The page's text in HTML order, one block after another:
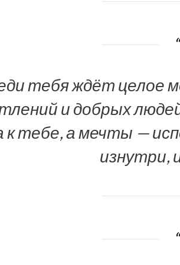
тебя ждёт целое
и добрых
к тебе, а мечты —
изнутри,